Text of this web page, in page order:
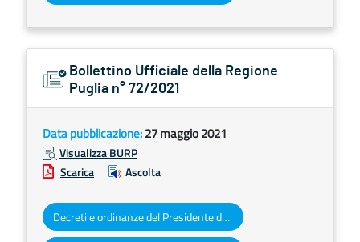
Bollettino Ufficiale della Regione
Puglia n° 72/2021
Data pubblicazione:27 maggio 2021
Visualizza BURP
Scarica
Ascolta
Decreti e ordinanze del Presidente della Giunta regionale